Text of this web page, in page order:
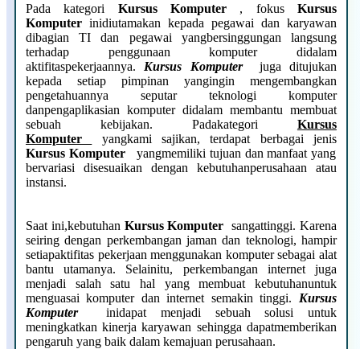
Pada kategori Kursus Komputer , fokus Kursus
Komputer inidiutamakan kepada pegawai dan karyawan
dibagian TI dan pegawai yangbersinggungan langsung
terhadap penggunaan komputer didalam
aktifitaspekerjaannya. Kursus Komputer
juga ditujukan
kepada setiap pimpinan yangingin mengembangkan
pengetahuannya seputar teknologi komputer
danpengaplikasian komputer didalam membantu membuat
sebuah kebijakan. Padakategori Kursus
Komputer
yangkami sajikan, terdapat berbagai jenis
Kursus Komputer
yangmemiliki tujuan dan manfaat yang
bervariasi disesuaikan dengan kebutuhanperusahaan atau
instansi.
Saat ini,kebutuhan Kursus Komputer sangattinggi. Karena
seiring dengan perkembangan jaman dan teknologi, hampir
setiapaktifitas pekerjaan menggunakan komputer sebagai alat
bantu utamanya. Selainitu, perkembangan internet juga
menjadi salah satu hal yang membuat kebutuhanuntuk
menguasai komputer dan internet semakin tinggi. Kursus
Komputer
inidapat menjadi sebuah solusi untuk
meningkatkan kinerja karyawan sehingga dapatmemberikan
pengaruh yang baik dalam kemajuan perusahaan.